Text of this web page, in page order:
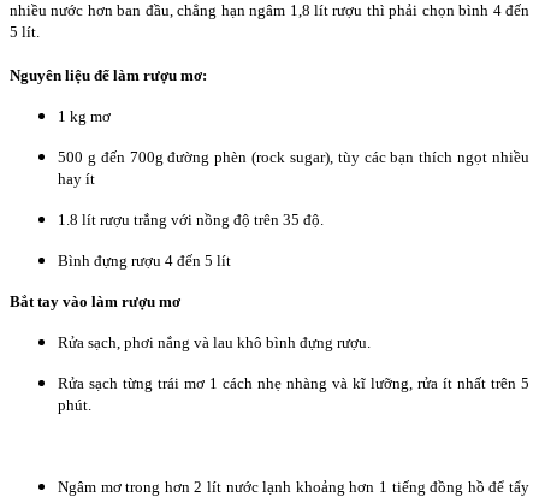
nhiều nước hơn ban đầu, chẳng hạn ngâm 1,8 lít rượu thì phải chọn bình 4 đến
5 lít.
Nguyên liệu để làm rượu mơ:
1 kg mơ
500 g đến 700g đường phèn (rock sugar), tùy các bạn thích ngọt nhiều
hay ít
1.8 lít rượu trắng với nồng độ trên 35 độ.
Bình đựng rượu 4 đến 5 lít
Bắt tay vào làm rượu mơ
Rửa sạch, phơi nắng và lau khô bình đựng rượu.
Rửa sạch từng trái mơ 1 cách nhẹ nhàng và kĩ lưỡng, rửa ít nhất trên 5
phút.
Ngâm mơ trong hơn 2 lít nước lạnh khoảng hơn 1 tiếng đồng hồ để tẩy